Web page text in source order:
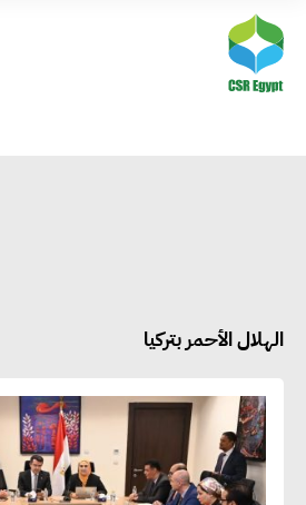
الهلال الأحمر بتركيا